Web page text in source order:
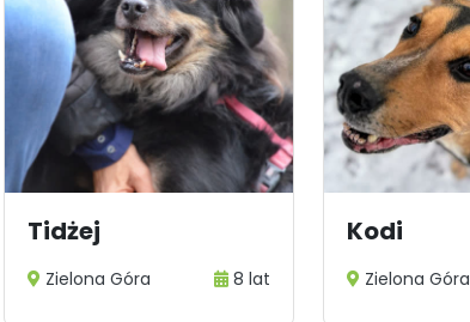
Tidżej
Zielona Góra 8 lat
Kodi
Zielona Góra